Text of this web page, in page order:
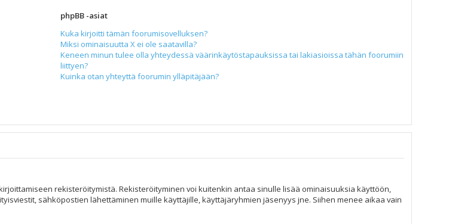
phpBB -asiat
Kuka kirjoitti tämän foorumisovelluksen?
Miksi ominaisuutta X ei ole saatavilla?
Keneen minun tulee olla yhteydessä väärinkäytöstapauksissa tai lakiasioissa tähän foorumiin
liittyen?
Kuinka otan yhteyttä foorumin ylläpitäjään?
rekisteröitymistä. Rekisteröityminen voi kuitenkin antaa sinulle lisää ominaisuuksia käyttöön,
sähköpostien lähettäminen muille käyttäjille, käyttäjäryhmien jäsenyys jne. Siihen menee aikaa vain